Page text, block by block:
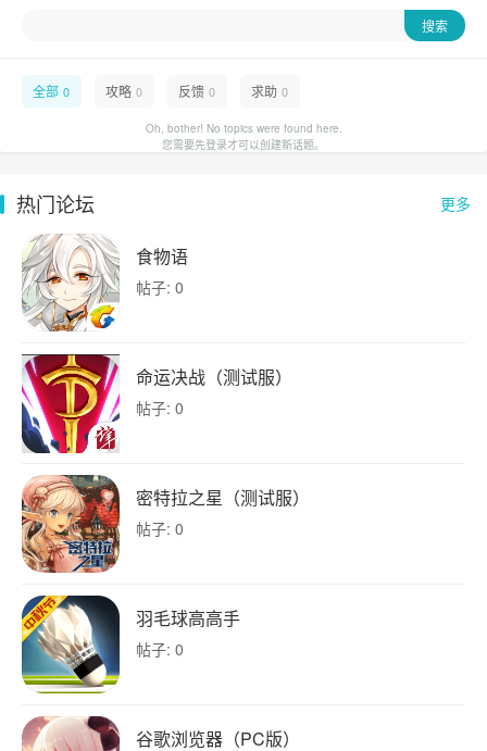
全部 0 攻略 0 反馈 0 求助 0
Oh, bother! No topics were found here.
您需要先登录才可以创建新话题。
更多
热门论坛
食物语
帖子: 0
命运决战（测试服）
帖子: 0
密特拉之星（测试服）
帖子: 0
羽毛球高高手
帖子: 0
谷歌浏览器（PC版）